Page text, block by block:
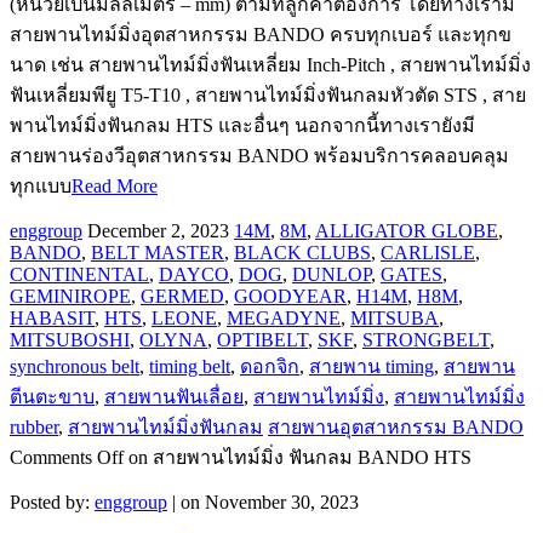
(หน่วยเป็นมิลลิเมตร – mm) ตามที่ลูกค้าต้องการ โดยทางเรามี
สายพานไทม์มิ่งอุตสาหกรรม BANDO ครบทุกเบอร์ และทุกข
นาด เช่น สายพานไทม์มิ่งฟันเหลี่ยม Inch-Pitch , สายพานไทม์มิ่ง
ฟันเหลี่ยมพียู T5-T10 , สายพานไทม์มิ่งฟันกลมหัวตัด STS , สาย
พานไทม์มิ่งฟันกลม HTS และอื่นๆ นอกจากนี้ทางเรายังมี
สายพานร่องวีอุตสาหกรรม BANDO พร้อมบริการคลอบคลุม
ทุกแบบRead More
enggroup December 2, 2023 14M, 8M, ALLIGATOR GLOBE,
BANDO, BELT MASTER, BLACK CLUBS, CARLISLE,
CONTINENTAL, DAYCO, DOG, DUNLOP, GATES,
GEMINIROPE, GERMED, GOODYEAR, H14M, H8M,
HABASIT, HTS, LEONE, MEGADYNE, MITSUBA,
MITSUBOSHI, OLYNA, OPTIBELT, SKF, STRONGBELT,
synchronous belt, timing belt, ดอกจิก, สายพาน timing, สายพาน
ตีนตะขาบ, สายพานฟันเลื่อย, สายพานไทม์มิ่ง, สายพานไทม์มิ่ง
rubber, สายพานไทม์มิ่งฟันกลม สายพานอุตสาหกรรม BANDO
Comments Offon สายพานไทม์มิ่ง ฟันกลม BANDO HTS
Posted by: enggroup | on November 30, 2023